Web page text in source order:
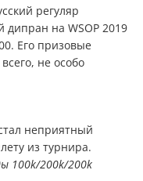
регуляр
на WSOP 2019
Его призовые
не особо
неприятный
из турнира.
100k/200k/200k